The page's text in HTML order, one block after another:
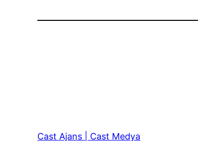
Cast Ajans | Cast Medya